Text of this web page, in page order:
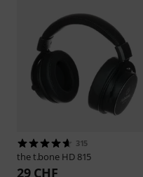
315
the t.bone HD 815
29 CHF